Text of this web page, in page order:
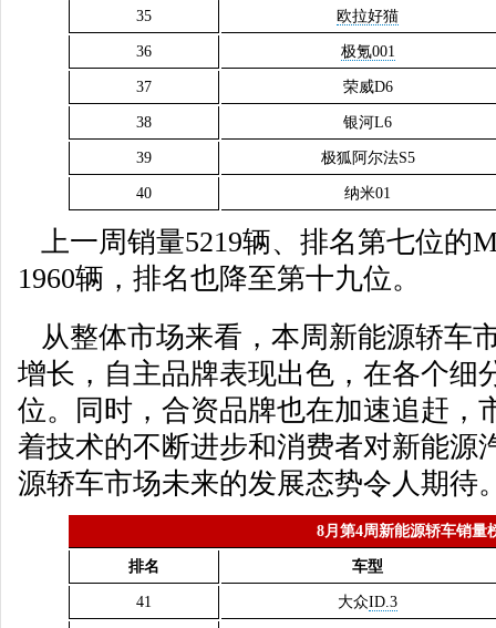
35 欧拉好猫
36 极氪001
37 荣威D6
38 银河L6
39 极狐阿尔法S5
40 纳米01
上一周销量5219辆、排名第七位的
1960辆，排名也降至第十九位。
从整体市场来看，本周新能源轿车
增长，自主品牌表现出色，在各个细
位。同时，合资品牌也在加速追赶，
着技术的不断进步和消费者对新能源
源轿车市场未来的发展态势令人期待
8月第4周新能源轿车销量
排名 车型
41 大众ID.3